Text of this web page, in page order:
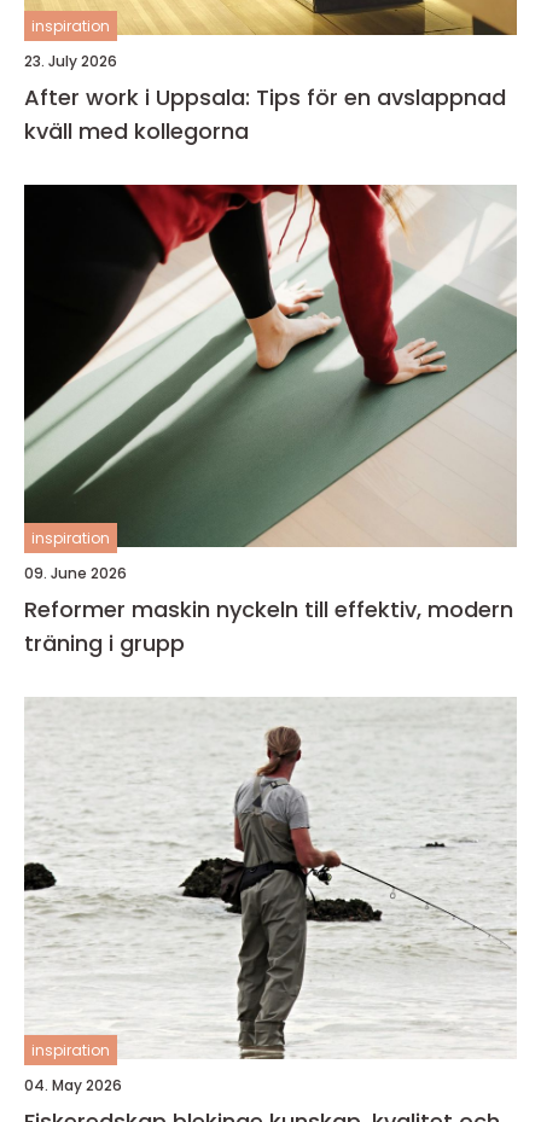
inspiration
23. July 2026
After work i Uppsala: Tips för en avslappnad
kväll med kollegorna
inspiration
09. June 2026
Reformer maskin nyckeln till effektiv, modern
träning i grupp
inspiration
04. May 2026